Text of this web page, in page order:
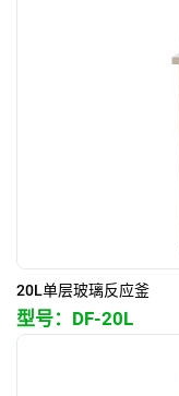
20L单层玻璃反应釜
型号： DF-20L